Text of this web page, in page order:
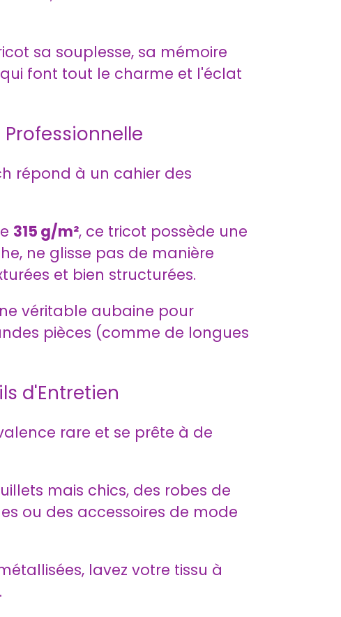
sa souplesse, sa mémoire
font tout le charme et l'éclat
répond à un cahier des
315 g/m², ce tricot possède une
ne glisse pas de manière
et bien structurées.
véritable aubaine pour
pièces (comme de longues
d'Entretien
rare et se prête à de
mais chics, des robes de
ou des accessoires de mode
lavez votre tissu à